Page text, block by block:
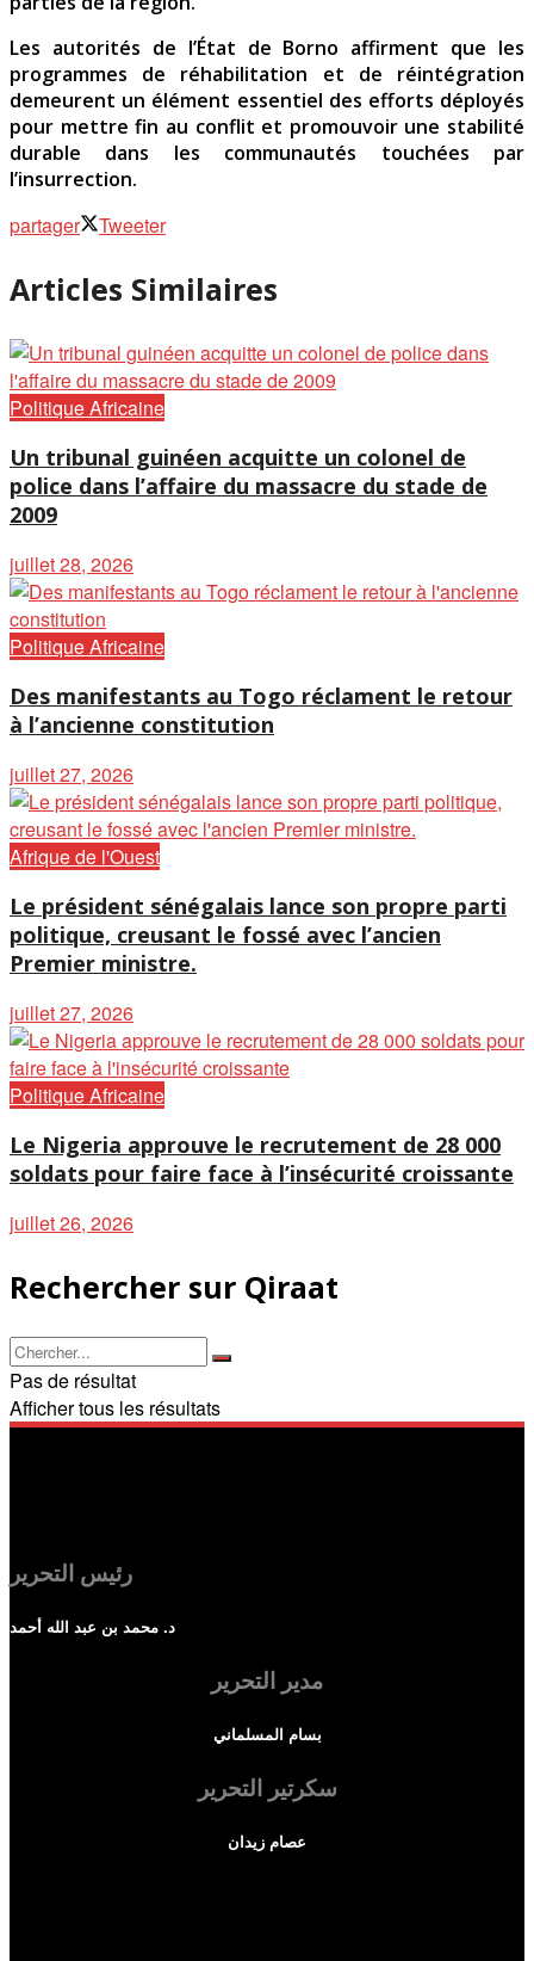
Les autorités de l’État de Borno affirment que les
programmes de réhabilitation et de réintégration
demeurent un élément essentiel des efforts déployés
pour mettre fin au conflit et promouvoir une stabilité
durable dans les communautés touchées par
l’insurrection.
partager Tweeter
Articles Similaires
Politique Africaine
Un tribunal guinéen acquitte un colonel de
police dans l’affaire du massacre du stade de
2009
juillet 28, 2026
Politique Africaine
Des manifestants au Togo réclament le retour
à l’ancienne constitution
juillet 27, 2026
Afrique de l'Ouest
Le président sénégalais lance son propre parti
politique, creusant le fossé avec l’ancien
Premier ministre.
juillet 27, 2026
Politique Africaine
Le Nigeria approuve le recrutement de 28 000
soldats pour faire face à l’insécurité croissante
juillet 26, 2026
Rechercher sur Qiraat
Pas de résultat
Afficher tous les résultats
رئيس التحرير
د. محمد بن عبد الله أحمد
مدير التحرير
بسام المسلماني
سكرتير التحرير
عصام زيدان